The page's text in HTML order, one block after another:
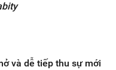
và dễ tiếp thu sự mới